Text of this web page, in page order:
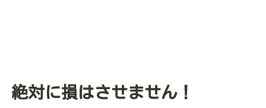
絶対に損はさせません！